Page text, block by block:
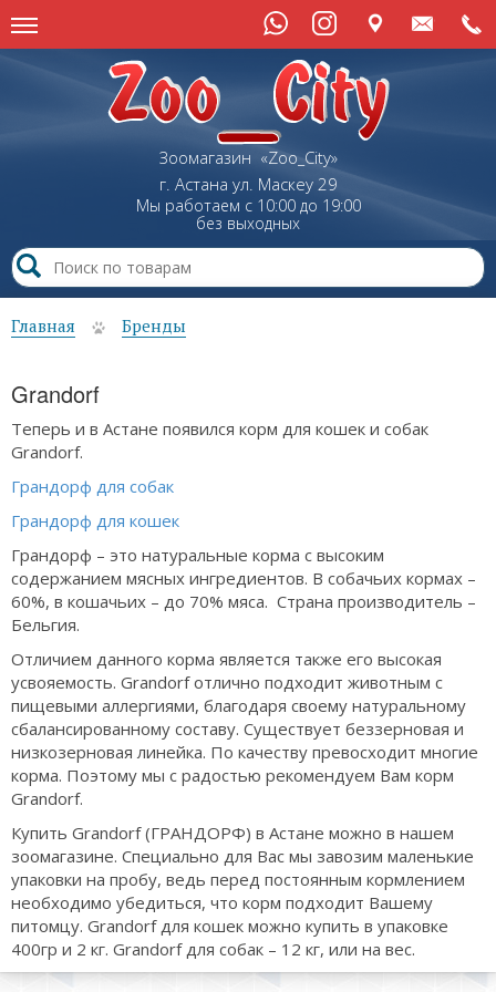
Зоомагазин «Zoo_City»
г. Астана ул. Маскеу29
Мы работаем с 10:00 до 19:00
без выходных
Главная Бренды
Grandorf
Теперь и в Астане появился корм для кошек и собак
Grandorf.
Грандорф для собак
Грандорф для кошек
Грандорф – это натуральные корма с высоким
содержанием мясных ингредиентов. В собачьих кормах –
60%, в кошачьих – до 70% мяса. Страна производитель –
Бельгия.
Отличием данного корма является также его высокая
усвояемость. Grandorf отлично подходит животным с
пищевыми аллергиями, благодаря своему натуральному
сбалансированному составу. Существует беззерновая и
низкозерновая линейка. По качеству превосходит многие
корма. Поэтому мы с радостью рекомендуем Вам корм
Grandorf.
Купить Grandorf (ГРАНДОРФ) в Астане можно в нашем
зоомагазине. Специально для Вас мы завозим маленькие
упаковки на пробу, ведь перед постоянным кормлением
необходимо убедиться, что корм подходит Вашему
питомцу. Grandorf для кошек можно купить в упаковке
400гр и 2 кг. Grandorf для собак – 12 кг, или на вес.